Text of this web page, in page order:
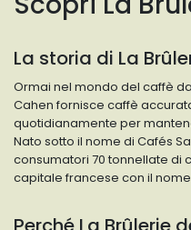
La storia di La
Ormai nel mondo del caffè
Cahen fornisce caffè
quotidianamente per
Nato sotto il nome di Cafés
consumatori 70 tonnellate di
capitale francese con il nome